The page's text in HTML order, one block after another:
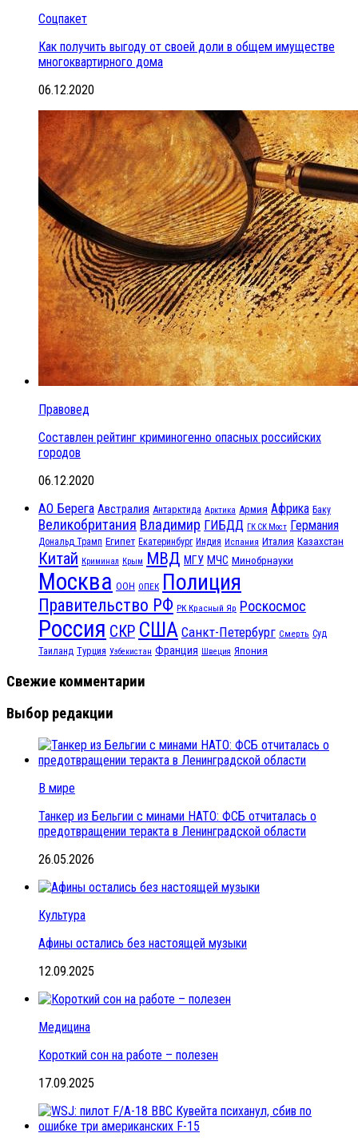
Соцпакет
Как получить выгоду от своей доли в общем имуществе
многоквартирного дома
06.12.2020
Правовед
Составлен рейтинг криминогенно опасных российских
городов
06.12.2020
АО Берега Австралия Антарктида Арктика Армия Африка Баку
Великобритания Владимир ГИБДД ГК СК Мост Германия
Дональд Трамп Египет Екатеринбург Индия Испания Италия Казахстан
Китай Криминал Крым МВД МГУ МЧС Минобрнауки
Москва ООН ОПЕК Полиция
Правительство РФ РК Красный Яр Роскосмос
Россия СКР США Санкт-Петербург Смерть Суд
Таиланд Турция Узбекистан Франция Швеция Япония
Свежие комментарии
Выбор редакции
В мире
Танкер из Бельгии с минами НАТО: ФСБ отчиталась о
предотвращении теракта в Ленинградской области
26.05.2026
Культура
Афины остались без настоящей музыки
12.09.2025
Медицина
Короткий сон на работе – полезен
17.09.2025